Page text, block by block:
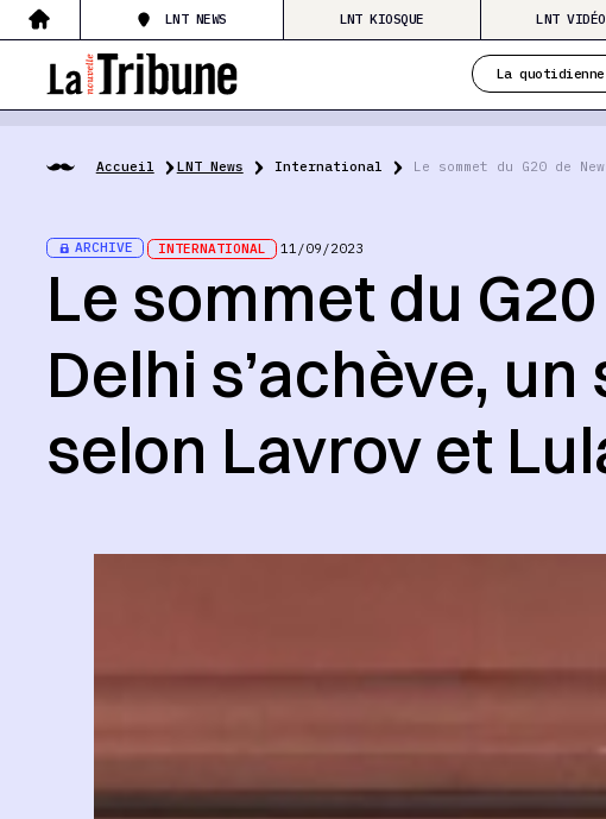
LNT NEWS LNT KIOSQUE LNT
La quotidienne
Accueil LNT News International Le sommet du G20 de
ARCHIVE INTERNATIONAL 11/09/2023
Le sommet du
Delhi s’achève,
selon Lavrov et